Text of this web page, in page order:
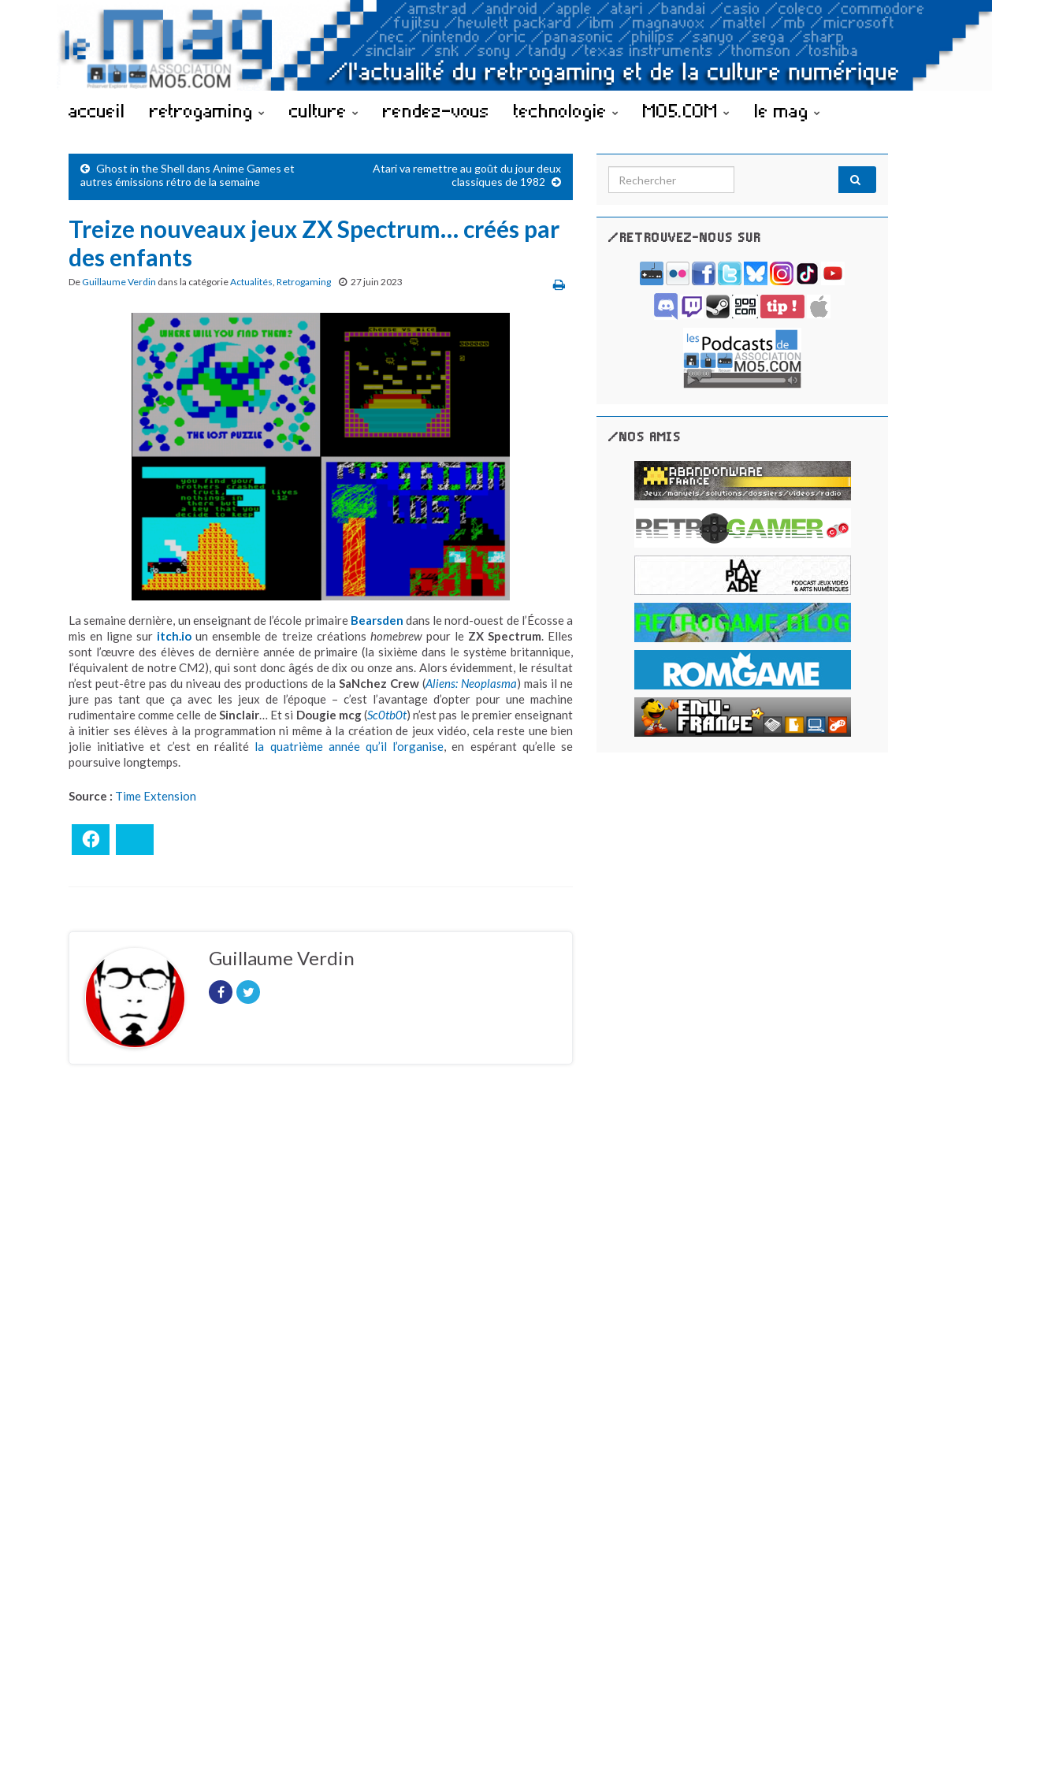
accueil retrogaming culture rendez-vous technologie MO5.COM le mag
Ghost in the Shell dans Anime Games et
autres émissions rétro de la semaine
Atari va remettre au goût du jour deux
classiques de 1982
Treize nouveaux jeux ZX Spectrum… créés par
des enfants
DeGuillaume Verdin dans la catégorieActualités, Retrogaming 27 juin 2023
La semaine dernière, un enseignant de l’école primaire Bearsden dans le nord-ouest de l’Écosse a
mis en ligne sur itch.io un ensemble de treize créations homebrewpour le ZX Spectrum. Elles
sont l’œuvre des élèves de dernière année de primaire (la sixième dans le système britannique,
l’équivalent de notre CM2), qui sont donc âgés de dix ou onze ans. Alors évidemment, le résultat
n’est peut-être pas du niveau des productions de laSaNchez Crew (Aliens: Neoplasma) mais il ne
jure pas tant que ça avec les jeux de l’époque – c’est l’avantage d’opter pour une machine
rudimentaire comme celle deSinclair… Et si Dougie mcg(Sc0tb0t) n’est pas le premier enseignant
à initier ses élèves à la programmation ni même à la création de jeux vidéo, cela reste une bien
jolie initiative et c’est en réalité la quatrième année qu’il l’organise, en espérant qu’elle se
poursuive longtemps.
Source : Time Extension
Guillaume Verdin
Search for:
/RETROUVEZ-NOUS SUR
/NOS AMIS